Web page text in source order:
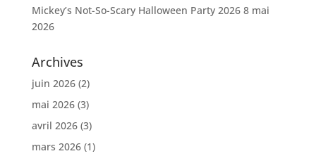
Mickey’s Not-So-Scary Halloween Party 2026 8 mai
2026
Archives
juin 2026(2)
mai 2026(3)
avril 2026(3)
mars 2026(1)